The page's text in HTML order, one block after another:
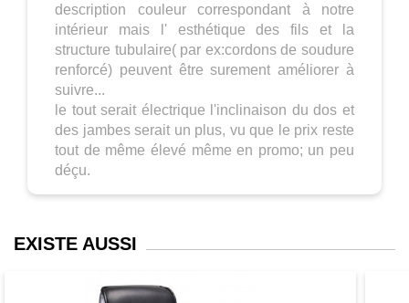
description couleur correspondant à notre
intérieur mais l' esthétique des fils et la
structure tubulaire( par ex:cordons de soudure
renforcé) peuvent être surement améliorer à
suivre...
le tout serait électrique l'inclinaison du dos et
des jambes serait un plus, vu que le prix reste
tout de même élevé même en promo; un peu
déçu.
EXISTE AUSSI